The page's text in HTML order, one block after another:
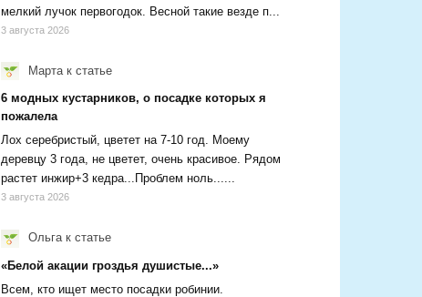
мелкий лучок первогодок. Весной такие везде п...
3 августа 2026
Марта к статье
6 модных кустарников, о посадке которых я
пожалела
Лох серебристый, цветет на 7-10 год. Моему
деревцу 3 года, не цветет, очень красивое. Рядом
растет инжир+3 кедра...Проблем ноль......
3 августа 2026
Ольгак статье
«Белой акации гроздья душистые...»
Всем, кто ищет место посадки робинии.